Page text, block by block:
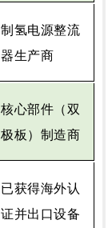
制氢电源整流
器生产商
核心部件（双
极板）制造商
已获得海外认
证并出口设备